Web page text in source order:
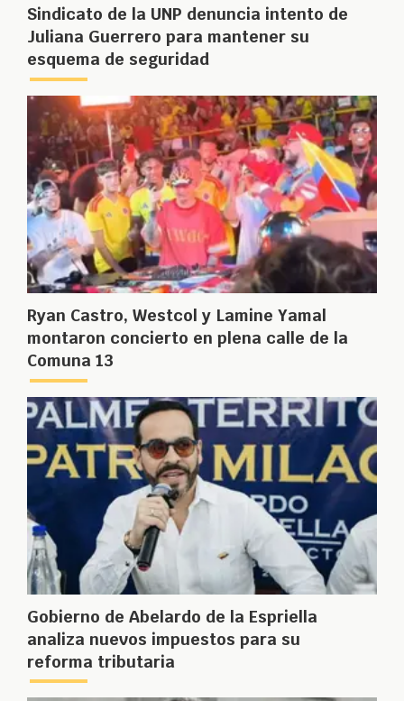
Sindicato de la UNP denuncia intento de
Juliana Guerrero para mantener su
esquema de seguridad
Ryan Castro, Westcol y Lamine Yamal
montaron concierto en plena calle de la
Comuna 13
Gobierno de Abelardo de la Espriella
analiza nuevos impuestos para su
reforma tributaria